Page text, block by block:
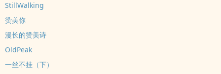
StillWalking
赞美你
漫长的赞美诗
OldPeak
一丝不挂（下）